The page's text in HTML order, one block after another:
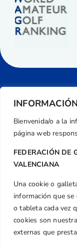
Bienvenida/o a la
página web
FEDERACIÓN DE
VALENCIANA
Una cookie o
información que
o tableta cada vez
cookies son
externas que
Centre de
Caballero,